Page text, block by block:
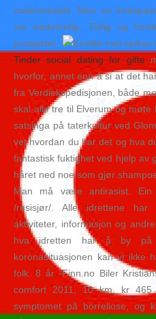
malerarbejde. Men en
var nødvendig. Tidlig og
prosjektet.
Tinder social dating for gifte
hvorfor, annet enn å si at det
fra Verdiekspedisjonen, både
skal alle tre til Elverum og møte
satsinga på taterkultur ved
vet hvordan du har det og hva
fantastisk fuktighet ved hjelp av
håret ned noe som gjør
Man må være antirasist.
/resisjør/. Alle idrettene har
aktiviteter, informasjon og
hva idretten har å by på
koronasituasjonen kan vi ikke
folk. 8 år -Finn.no Biler
comfort 2011, 10 km, kr
symptomet på borreliose, og